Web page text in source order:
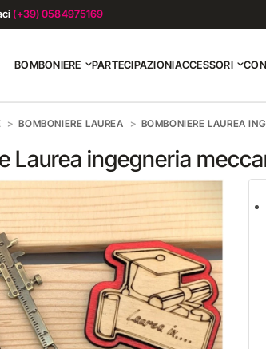
(+39) 0584975169
BOMBONIERE PARTECIPAZIONIACCESSORI
BOMBONIERE LAUREA BOMBONIERE LAUREA
Laurea ingegneria